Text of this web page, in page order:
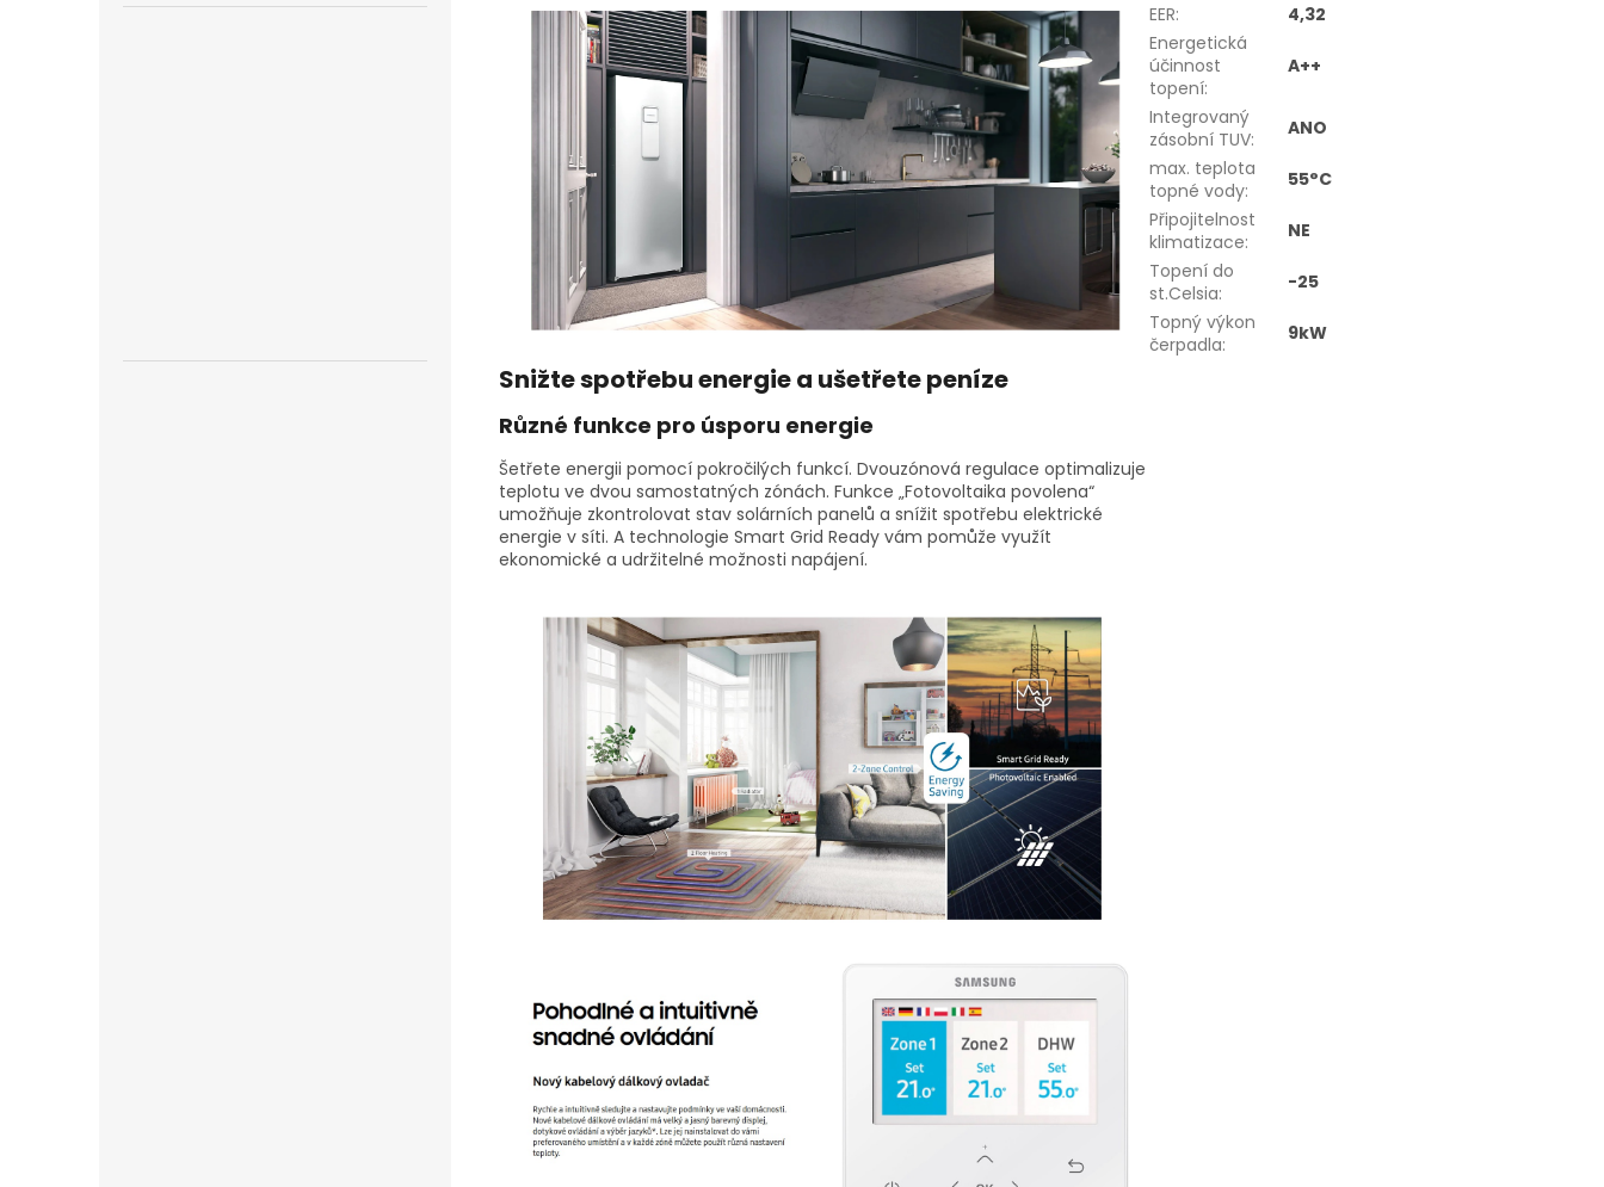
Snižte spotřebu energie a ušetřete peníze
Různé funkce pro úsporu energie
Šetřete energii pomocí pokročilých funkcí. Dvouzónová regulace optimalizuje
teplotu ve dvou samostatných zónách. Funkce „Fotovoltaika povolena“
umožňuje zkontrolovat stav solárních panelů a snížit spotřebu elektrické
energie v síti. A technologie Smart Grid Ready vám pomůže využít
ekonomické a udržitelné možnosti napájení.
EER:
4,32
Energetická
účinnost
topení:
A++
Integrovaný
zásobní TUV:
ANO
max. teplota
topné vody:
55°C
Připojitelnost
klimatizace:
NE
Topení do
st.Celsia:
-25
Topný výkon
čerpadla: 9kW